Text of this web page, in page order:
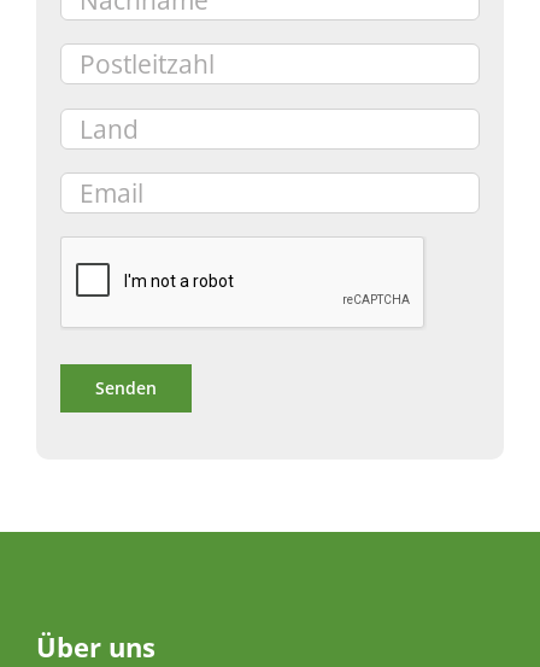
Über uns